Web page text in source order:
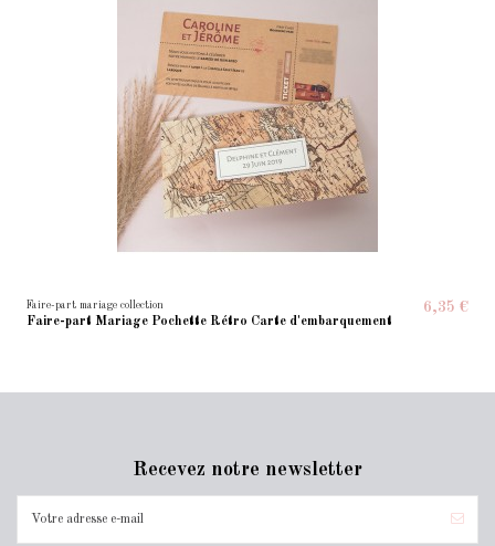
Faire-part mariage collection
Faire-part Mariage Pochette Rétro Carte d'embarquement
6,35 €
Recevez notre newsletter